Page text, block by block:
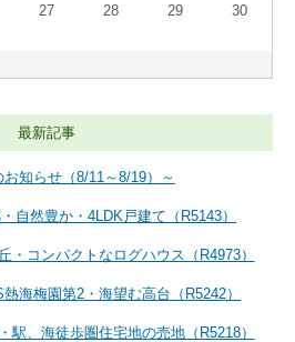
27 28 29
30
最新記事
お知らせ（8/11～8/19）～
自然豊か・4LDK戸建て（R5143）
・コンパクトなログハウス（R4973）
海梅園第2・海望む高台（R5242）
駅、海徒歩圏住宅地の売地（R5218）